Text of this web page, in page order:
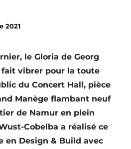
2021
le Gloria de Georg
fait vibrer pour la toute
du Concert Hall, pièce
Manège flambant neuf
de Namur en plein
Cobelba a réalisé ce
en Design & Build avec